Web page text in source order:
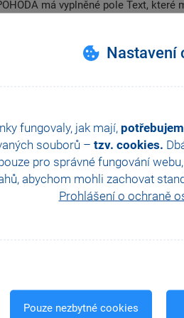
Nastavení
fungovaly, jak mají,
souborů – tzv. cookies.
pro správné fungování
abychom mohli zachovat
Prohlášení o ochraně
Pouze nezbytné cookies
má vyplněné pole Text,
zdrojů. Podívejte se, že editace
Další návody z